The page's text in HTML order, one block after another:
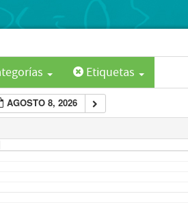
Etiquetas
AGOSTO 8, 2026